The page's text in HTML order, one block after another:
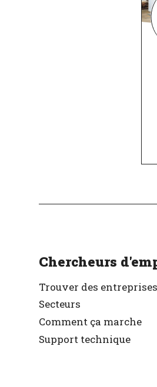
Chercheurs
Trouver des entreprises
Secteurs
Comment ça marche
Support technique